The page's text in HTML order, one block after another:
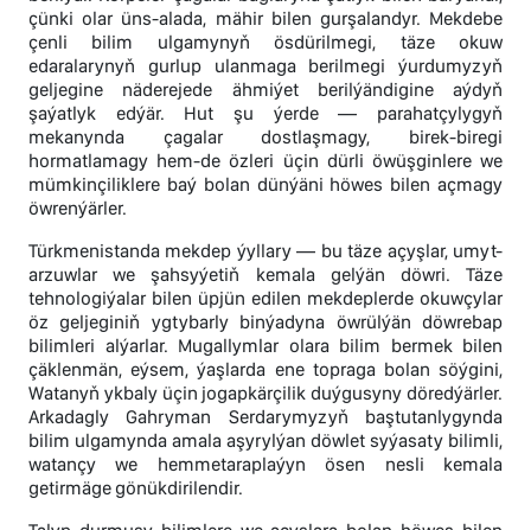
çünki olar üns-alada, mähir bilen gurşalandyr. Mekdebe
çenli bilim ulgamynyň ösdürilmegi, täze okuw
edaralarynyň gurlup ulanmaga berilmegi ýurdumyzyň
geljegine näderejede ähmiýet berilýändigine aýdyň
şaýatlyk edýär. Hut şu ýerde — parahatçylygyň
mekanynda çagalar dostlaşmagy, birek-biregi
hormatlamagy hem-de özleri üçin dürli öwüşginlere we
mümkinçiliklere baý bolan dünýäni höwes bilen açmagy
öwrenýärler.
Türkmenistanda mekdep ýyllary — bu täze açyşlar, umyt-
arzuwlar we şahsyýetiň kemala gelýän döwri. Täze
tehnologiýalar bilen üpjün edilen mekdeplerde okuwçylar
öz geljeginiň ygtybarly binýadyna öwrülýän döwrebap
bilimleri alýarlar. Mugallymlar olara bilim bermek bilen
çäklenmän, eýsem, ýaşlarda ene topraga bolan söýgini,
Watanyň ykbaly üçin jogapkärçilik duýgusyny döredýärler.
Arkadagly Gahryman Serdarymyzyň baştutanlygynda
bilim ulgamynda amala aşyrylýan döwlet syýasaty bilimli,
watançy we hemmetaraplaýyn ösen nesli kemala
getirmäge gönükdirilendir.